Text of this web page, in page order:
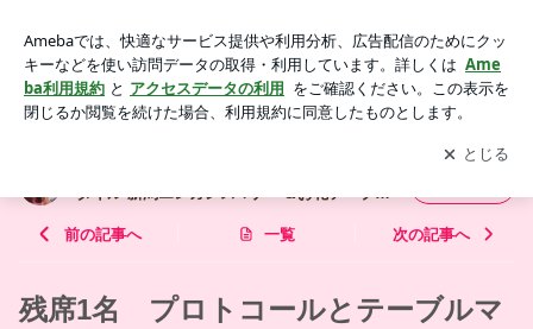
愛い女神塾 】憧れの美エレガンススタイル 新潟エレガンスマ
ナー＆お花テーブルスクール
アプリをダウンロードして ブログの更新通知
を受け取りまし
ょう。
開く
タイル 新潟エレガンスマナー＆お花テーブル
前の記事へ 一覧 次の記事へ
残席1名 プロトコールとテーブルマ